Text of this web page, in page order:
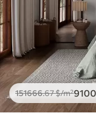
151666.67$/m²